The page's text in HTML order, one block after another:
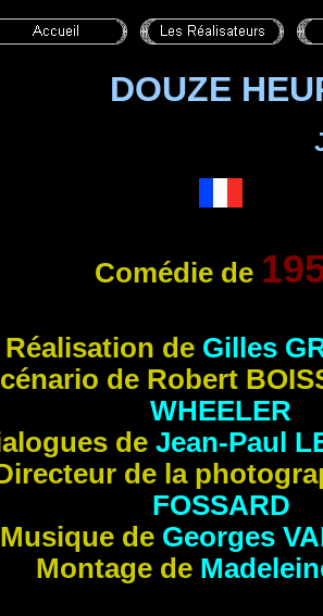
DOUZE
Comédie de
Réalisation de Gilles
de Robert
WHEELER
de Jean-Paul
de la
FOSSARD
Musique de Georges
Montage de